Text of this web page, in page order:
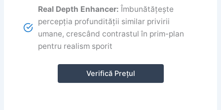
Real Depth Enhancer: Îmbunătățește
percepția profundității similar privirii
umane, crescând contrastul în prim-plan
pentru realism sporit
Verifică Prețul